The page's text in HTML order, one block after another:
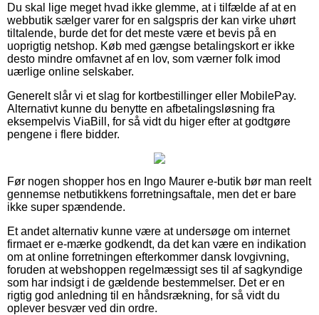
Du skal lige meget hvad ikke glemme, at i tilfælde af at en
webbutik sælger varer for en salgspris der kan virke uhørt
tiltalende, burde det for det meste være et bevis på en
uoprigtig netshop. Køb med gængse betalingskort er ikke
desto mindre omfavnet af en lov, som værner folk imod
uærlige online selskaber.
Generelt slår vi et slag for kortbestillinger eller MobilePay.
Alternativt kunne du benytte en afbetalingsløsning fra
eksempelvis ViaBill, for så vidt du higer efter at godtgøre
pengene i flere bidder.
Før nogen shopper hos en Ingo Maurer e-butik bør man reelt
gennemse netbutikkens forretningsaftale, men det er bare
ikke super spændende.
Et andet alternativ kunne være at undersøge om internet
firmaet er e-mærke godkendt, da det kan være en indikation
om at online forretningen efterkommer dansk lovgivning,
foruden at webshoppen regelmæssigt ses til af sagkyndige
som har indsigt i de gældende bestemmelser. Det er en
rigtig god anledning til en håndsrækning, for så vidt du
oplever besvær ved din ordre.